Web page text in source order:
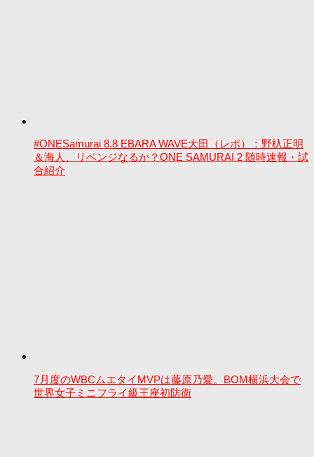
#ONESamurai 8.8 EBARA WAVE大田（レポ）：野杁正明
＆海人、リベンジなるか？ONE SAMURAI 2 随時速報・試
合紹介
7月度のWBCムエタイMVPは藤原乃愛。BOM横浜大会で
世界女子ミニフライ級王座初防衛